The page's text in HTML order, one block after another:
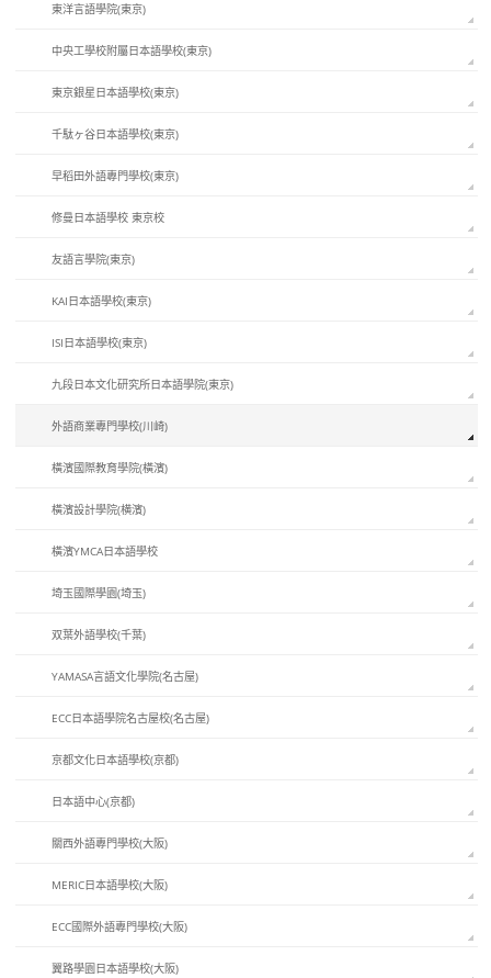
東洋言語學院(東京)
中央工學校附屬日本語學校(東京)
東京銀星日本語學校(東京)
千駄ヶ谷日本語學校(東京)
早稻田外語專門學校(東京)
修曼日本語學校 東京校
友語言學院(東京)
KAI日本語學校(東京)
ISI日本語學校(東京)
九段日本文化研究所日本語學院(東京)
外語商業專門學校(川崎)
橫濱國際教育學院(橫濱)
橫濱設計學院(横濱)
橫濱YMCA日本語學校
埼玉國際學園(埼玉)
双葉外語學校(千葉)
YAMASA言語文化學院(名古屋)
ECC日本語學院名古屋校(名古屋)
京都文化日本語學校(京都)
日本語中心(京都)
關西外語專門學校(大阪)
MERIC日本語學校(大阪)
ECC國際外語專門學校(大阪)
翼路學園日本語學校(大阪)